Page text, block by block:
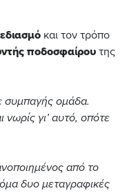
και τον τρόπο
ποδοσφαίρου της
συμπαγής ομάδα.
νωρίς γι’ αυτό, οπότε
από το
δυο μεταγραφικές